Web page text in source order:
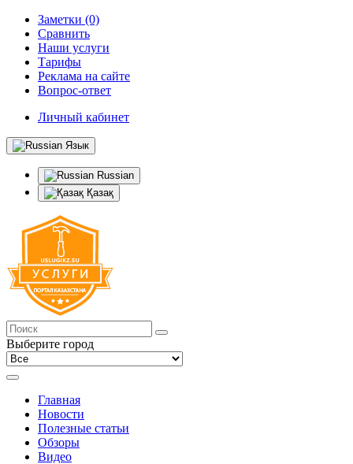
Заметки (0)
Сравнить
Наши услуги
Тарифы
Реклама на сайте
Вопрос-ответ
Личный кабинет
Язык
Russian
Қазақ
Выберите город
Главная
Новости
Полезные статьи
Обзоры
Видео